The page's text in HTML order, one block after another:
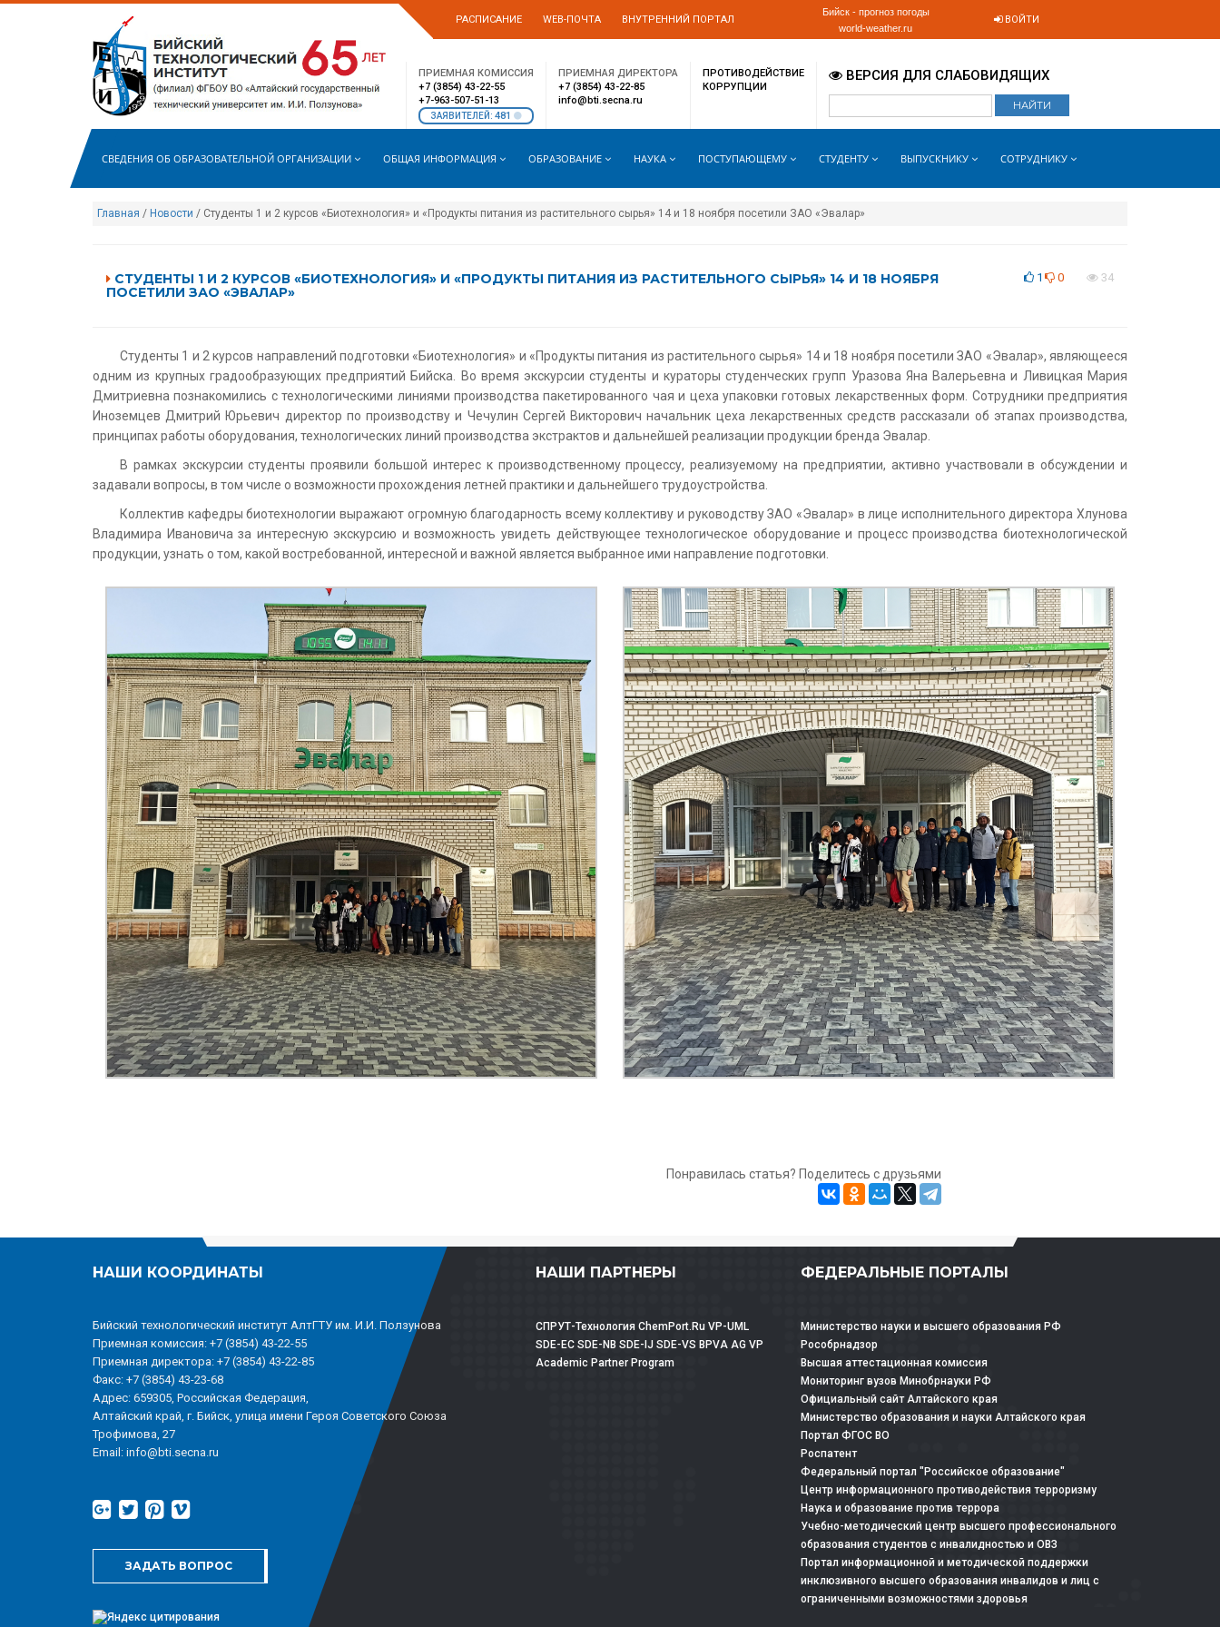
РАСПИСАНИЕ WEB-ПОЧТА ВНУТРЕННИЙ ПОРТАЛ
Бийск - прогноз погоды
world-weather.ru
ВОЙТИ
ПРИЕМНАЯ КОМИССИЯ
+7 (3854) 43-22-55
+7-963-507-51-13
ЗАЯВИТЕЛЕЙ: 481
ПРИЕМНАЯ ДИРЕКТОРА
+7 (3854) 43-22-85
info@bti.secna.ru
ПРОТИВОДЕЙСТВИЕ
КОРРУПЦИИ
ВЕРСИЯ ДЛЯ СЛАБОВИДЯЩИХ
СВЕДЕНИЯ ОБ ОБРАЗОВАТЕЛЬНОЙ ОРГАНИЗАЦИИ ОБЩАЯ ИНФОРМАЦИЯ ОБРАЗОВАНИЕ НАУКА ПОСТУПАЮЩЕМУ СТУДЕНТУ ВЫПУСКНИКУ СОТРУДНИКУ
Главная / Новости / Студенты 1 и 2 курсов «Биотехнология» и «Продукты питания из растительного сырья» 14 и 18 ноября посетили ЗАО «Эвалар»
СТУДЕНТЫ 1 И 2 КУРСОВ «БИОТЕХНОЛОГИЯ» И «ПРОДУКТЫ ПИТАНИЯ ИЗ РАСТИТЕЛЬНОГО СЫРЬЯ» 14 И 18 НОЯБРЯ
ПОСЕТИЛИ ЗАО «ЭВАЛАР»
1 0 34
Студенты 1 и 2 курсов направлений подготовки «Биотехнология» и «Продукты питания из растительного сырья» 14 и 18 ноября посетили ЗАО «Эвалар», являющееся
одним из крупных градообразующих предприятий Бийска. Во время экскурсии студенты и кураторы студенческих групп Уразова Яна Валерьевна и Ливицкая Мария
Дмитриевна познакомились с технологическими линиями производства пакетированного чая и цеха упаковки готовых лекарственных форм. Сотрудники предприятия
Иноземцев Дмитрий Юрьевич директор по производству и Чечулин Сергей Викторович начальник цеха лекарственных средств рассказали об этапах производства,
принципах работы оборудования, технологических линий производства экстрактов и дальнейшей реализации продукции бренда Эвалар.
В рамках экскурсии студенты проявили большой интерес к производственному процессу, реализуемому на предприятии, активно участвовали в обсуждении и
задавали вопросы, в том числе о возможности прохождения летней практики и дальнейшего трудоустройства.
Коллектив кафедры биотехнологии выражают огромную благодарность всему коллективу и руководству ЗАО «Эвалар» в лице исполнительного директора Хлунова
Владимира Ивановича за интересную экскурсию и возможность увидеть действующее технологическое оборудование и процесс производства биотехнологической
продукции, узнать о том, какой востребованной, интересной и важной является выбранное ими направление подготовки.
Понравилась статья? Поделитесь с друзьями
НАШИ КООРДИНАТЫ
Бийский технологический институт АлтГТУ им. И.И. Ползунова
Приемная комиссия: +7 (3854) 43-22-55
Приемная директора: +7 (3854) 43-22-85
Факс: +7 (3854) 43-23-68
Адрес: 659305, Российская Федерация,
Алтайский край, г. Бийск, улица имени Героя Советского Союза
Трофимова, 27
Email: info@bti.secna.ru
ЗАДАТЬ ВОПРОС
НАШИ ПАРТНЕРЫ
СПРУТ-Технология ChemPort.Ru VP-UML
SDE-EC SDE-NB SDE-IJ SDE-VS BPVA AG VP
Academic Partner Program
ФЕДЕРАЛЬНЫЕ ПОРТАЛЫ
Министерство науки и высшего образования РФ
Рособрнадзор
Высшая аттестационная комиссия
Мониторинг вузов Минобрнауки РФ
Официальный сайт Алтайского края
Министерство образования и науки Алтайского края
Портал ФГОС ВО
Роспатент
Федеральный портал "Российское образование"
Центр информационного противодействия терроризму
Наука и образование против террора
Учебно-методический центр высшего профессионального
образования студентов с инвалидностью и ОВЗ
Портал информационной и методической поддержки
инклюзивного высшего образования инвалидов и лиц с
ограниченными возможностями здоровья